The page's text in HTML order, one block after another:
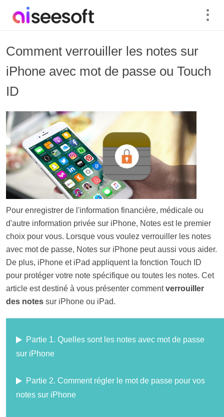
Comment verrouiller les notes sur
iPhone avec mot de passe ou Touch
ID
Pour enregistrer de l'information financière, médicale ou
d'autre information privée sur iPhone, Notes est le premier
choix pour vous. Lorsque vous voulez verrouiller les notes
avec mot de passe, Notes sur iPhone peut aussi vous aider.
De plus, iPhone et iPad appliquent la fonction Touch ID
pour protéger votre note spécifique ou toutes les notes. Cet
article est destiné à vous présenter commentverrouiller
des notes sur iPhone ou iPad.
Partie 1. Quelles sont les notes avec mot de passe
sur iPhone
Partie 2. Comment régler le mot de passe pour vos
notes sur iPhone